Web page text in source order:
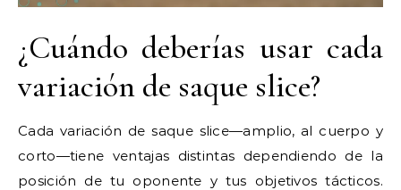
¿Cuándo deberías usar cada
variación de saque slice?
Cada variación de saque slice—amplio, al cuerpo y
corto—tiene ventajas distintas dependiendo de la
posición de tu oponente y tus objetivos tácticos.